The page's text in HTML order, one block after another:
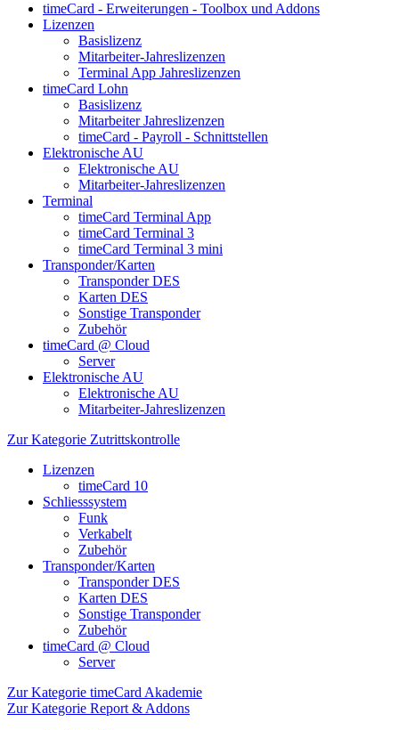
timeCard - Erweiterungen - Toolbox und Addons
Lizenzen
Basislizenz
Mitarbeiter-Jahreslizenzen
Terminal App Jahreslizenzen
timeCard Lohn
Basislizenz
Mitarbeiter Jahreslizenzen
timeCard - Payroll - Schnittstellen
Elektronische AU
Elektronische AU
Mitarbeiter-Jahreslizenzen
Terminal
timeCard Terminal App
timeCard Terminal 3
timeCard Terminal 3 mini
Transponder/Karten
Transponder DES
Karten DES
Sonstige Transponder
Zubehör
timeCard @ Cloud
Server
Elektronische AU
Elektronische AU
Mitarbeiter-Jahreslizenzen
Zur Kategorie Zutrittskontrolle
Lizenzen
timeCard 10
Schliesssystem
Funk
Verkabelt
Zubehör
Transponder/Karten
Transponder DES
Karten DES
Sonstige Transponder
Zubehör
timeCard @ Cloud
Server
Zur Kategorie timeCard Akademie
Zur Kategorie Report & Addons